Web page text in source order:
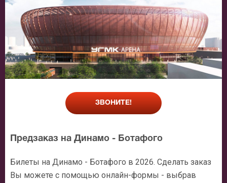
ЗВОНИТЕ!
Предзаказ на Динамо - Ботафого
Билеты на Динамо - Ботафого в 2026. Сделать заказ
Вы можете с помощью онлайн-формы - выбрав